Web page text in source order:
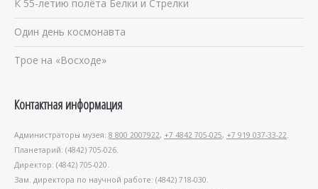
К 55-летию полёта Белки и Стрелки
Один день космонавта
Трое на «Восходе»
Контактная информация
Администраторы музея: 8 800 2007922, +7 4842 705-025, +7 919 037-33-22.
Планетарий: (4842) 705-026.
Директор: (4842) 705-020.
Зам. директора по научной работе: (4842) 718-030.